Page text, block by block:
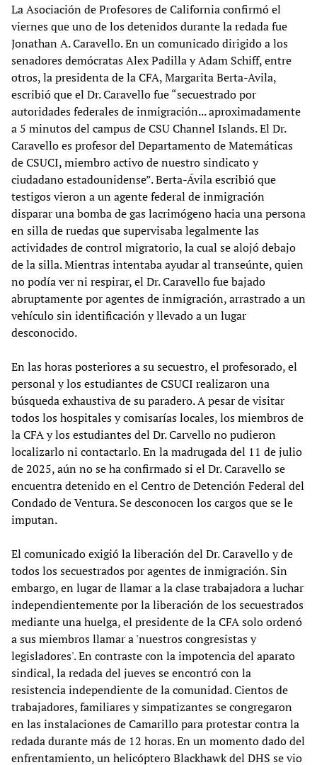
La Asociación de Profesores de California confirmó el
viernes que uno de los detenidos durante la redada fue
Jonathan A. Caravello. En un comunicado dirigido a los
senadores demócratas Alex Padilla y Adam Schiff, entre
otros, la presidenta de la CFA, Margarita Berta-Avila,
escribió que el Dr. Caravello fue “secuestrado por
autoridades federales de inmigración... aproximadamente
a 5 minutos del campus de CSU Channel Islands. El Dr.
Caravello es profesor del Departamento de Matemáticas
de CSUCI, miembro activo de nuestro sindicato y
ciudadano estadounidense”. Berta-Ávila escribió que
testigos vieron a un agente federal de inmigración
disparar una bomba de gas lacrimógeno hacia una persona
en silla de ruedas que supervisaba legalmente las
actividades de control migratorio, la cual se alojó debajo
de la silla. Mientras intentaba ayudar al transeúnte, quien
no podía ver ni respirar, el Dr. Caravello fue bajado
abruptamente por agentes de inmigración, arrastrado a un
vehículo sin identificación y llevado a un lugar
desconocido.
En las horas posteriores a su secuestro, el profesorado, el
personal y los estudiantes de CSUCI realizaron una
búsqueda exhaustiva de su paradero. A pesar de visitar
todos los hospitales y comisarías locales, los miembros de
la CFA y los estudiantes del Dr. Carvello no pudieron
localizarlo ni contactarlo. En la madrugada del 11 de julio
de 2025, aún no se ha confirmado si el Dr. Caravello se
encuentra detenido en el Centro de Detención Federal del
Condado de Ventura. Se desconocen los cargos que se le
imputan.
El comunicado exigió la liberación del Dr. Caravello y de
todos los secuestrados por agentes de inmigración. Sin
embargo, en lugar de llamar a la clase trabajadora a luchar
independientemente por la liberación de los secuestrados
mediante una huelga, el presidente de la CFA solo ordenó
a sus miembros llamar a 'nuestros congresistas y
legisladores'. En contraste con la impotencia del aparato
sindical, la redada del jueves se encontró con la
resistencia independiente de la comunidad. Cientos de
trabajadores, familiares y simpatizantes se congregaron
en las instalaciones de Camarillo para protestar contra la
redada durante más de 12 horas. En un momento dado del
enfrentamiento, un helicóptero Blackhawk del DHS se vio